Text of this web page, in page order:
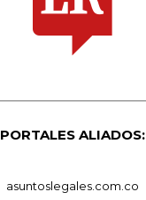
PORTALES ALIADOS:
asuntoslegales.com.co